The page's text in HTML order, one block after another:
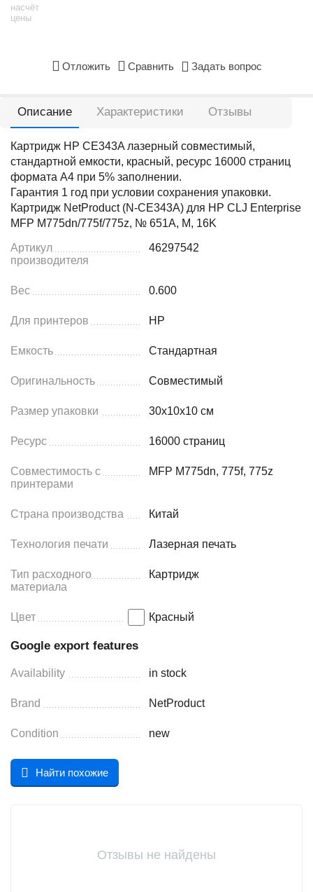
насчёт
цены
Отложить Сравнить Задать вопрос
Описание Характеристики Отзывы
Картридж HP CE343A лазерный совместимый,
стандартной емкости, красный, ресурс 16000 страниц
формата А4 при 5% заполнении.
Гарантия 1 год при условии сохранения упаковки.
Картридж NetProduct (N-CE343A) для HP CLJ Enterprise
MFP M775dn/775f/775z, № 651A, M, 16K
Артикул
производителя
46297542
Вес 0.600
Для принтеров HP
Емкость Стандартная
Оригинальность Совместимый
Размер упаковки 30x10x10 см
Ресурс 16000 страниц
Совместимость с
принтерами
MFP M775dn, 775f, 775z
Страна производства Китай
Технология печати Лазерная печать
Тип расходного
материала
Картридж
Цвет Красный
Google export features
Availability in stock
Brand NetProduct
Condition new
Найти похожие
Отзывы не найдены